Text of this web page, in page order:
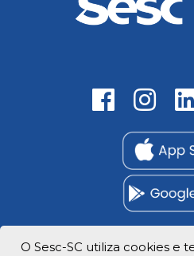
O Sesc-SC utiliza cookies e